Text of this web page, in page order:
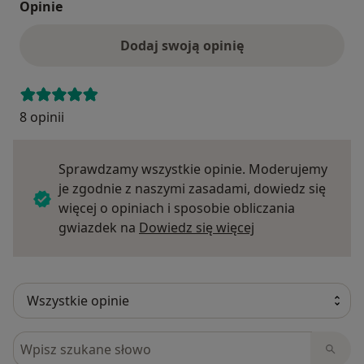
Opinie
Dodaj swoją opinię
8 opinii
Sprawdzamy wszystkie opinie. Moderujemy
je zgodnie z naszymi zasadami, dowiedz się
więcej o opiniach i sposobie obliczania
gwiazdek na Dowiedz się więcej
Szukaj w opiniach